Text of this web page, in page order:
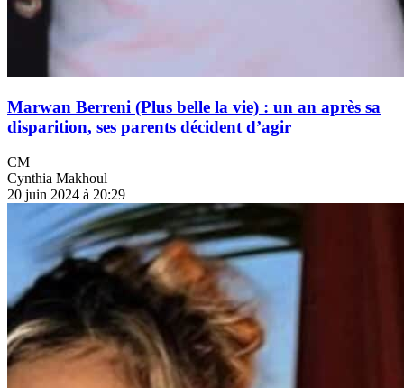
Marwan Berreni (Plus belle la vie) : un an après sa
disparition, ses parents décident d’agir
CM
Cynthia Makhoul
20 juin 2024 à 20:29